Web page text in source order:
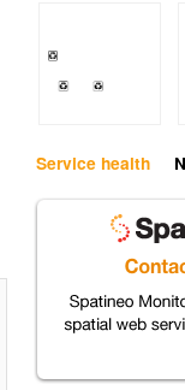
Service health